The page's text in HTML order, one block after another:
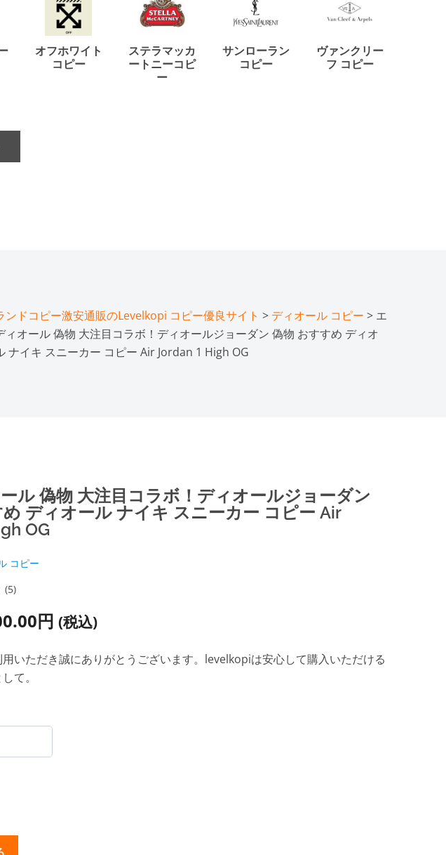
オフホワイト
コピー
ステラマッカ
ートニーコピ
ー
サンローラン
コピー
ヴァンクリー
フ コピー
ンドコピー激安通販のLevelkopi コピー優良サイト > ディオール コピー > エ
ィオール 偽物 大注目コラボ！ディオールジョーダン 偽物 おすすめ ディオ
ナイキ スニーカー コピー Air Jordan 1 High OG
ル 偽物 大注目コラボ！ディオールジョーダン
ディオール ナイキ スニーカー コピー Air
OG
コピー
(5)
円 (税込)
いただき誠にありがとうございます。levelkopiは安心して購入いただける
て。